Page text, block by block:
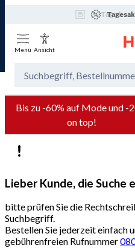
Menü Ansicht
Bis zu -60% auf Mode und -
on top!
Lieber Kunde, die Suche
bitte prüfen Sie die
Suchbegriff.
Bestellen Sie jederzeit einfach
gebührenfreien Rufnummer